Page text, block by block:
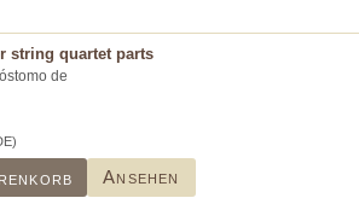
string quartet parts
de
Ansehen